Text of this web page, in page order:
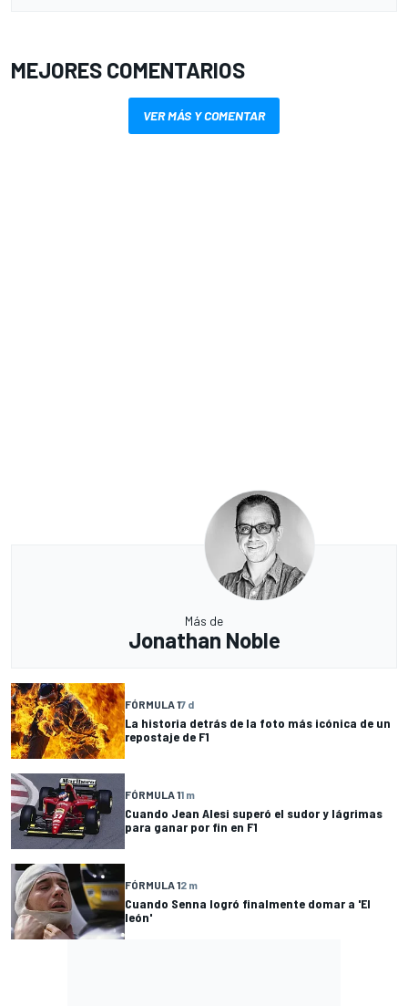
MEJORES COMENTARIOS
VER MÁS Y COMENTAR
Más de
Jonathan Noble
FÓRMULA 17 d
La historia detrás de la foto más icónica de un
repostaje de F1
FÓRMULA 11 m
Cuando Jean Alesi superó el sudor y lágrimas
para ganar por fin en F1
FÓRMULA 12 m
Cuando Senna logró finalmente domar a 'El
león'